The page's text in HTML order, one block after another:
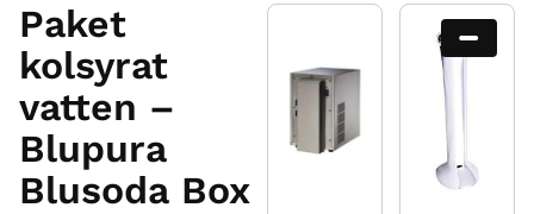
Paket
kolsyrat
vatten –
Blupura
Blusoda Box